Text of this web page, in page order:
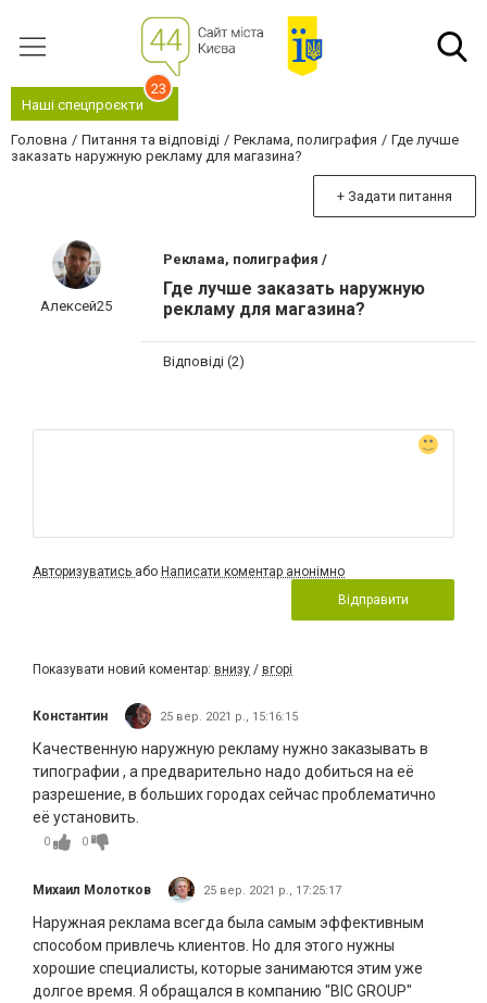
Наші спецпроєкти
23
Головна Питання та відповіді Реклама, полиграфия
Где лучше
заказать наружную рекламу для магазина?
+ Задати питання
Алексей25
Реклама, полиграфия /
Где лучше заказать наружную
рекламу для магазина?
Відповіді (2)
Авторизуватись або Написати коментар анонімно
Відправити
Показувати новий коментар: внизу / вгорі
Константин 25 вер. 2021 р., 15:16:15
Качественную наружную рекламу нужно заказывать в
типографии , а предварительно надо добиться на её
разрешение, в больших городах сейчас проблематично
её установить.
0 0
Михаил Молотков 25 вер. 2021 р., 17:25:17
Наружная реклама всегда была самым эффективным
способом привлечь клиентов. Но для этого нужны
хорошие специалисты, которые занимаются этим уже
долгое время. Я обращался в компанию "BIC GROUP"